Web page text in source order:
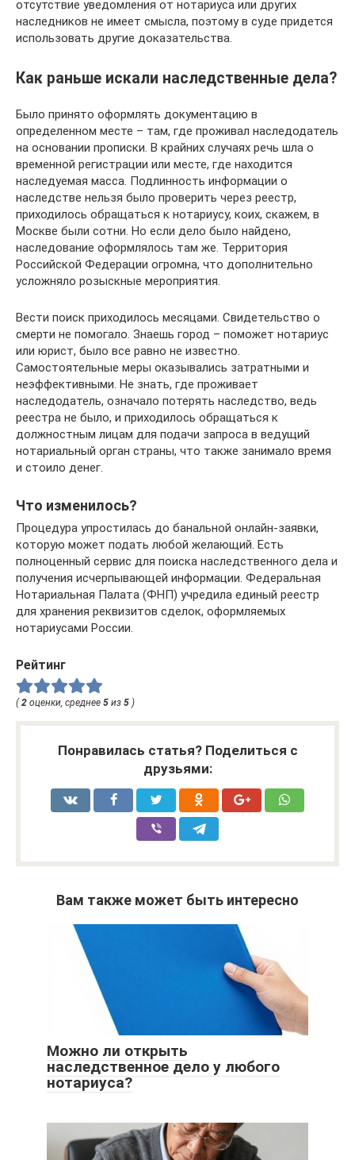
отсутствие уведомления от нотариуса или других
наследников не имеет смысла, поэтому в суде придется
использовать другие доказательства.
Как раньше искали наследственные дела?
Было принято оформлять документацию в
определенном месте – там, где проживал наследодатель
на основании прописки. В крайних случаях речь шла о
временной регистрации или месте, где находится
наследуемая масса. Подлинность информации о
наследстве нельзя было проверить через реестр,
приходилось обращаться к нотариусу, коих, скажем, в
Москве были сотни. Но если дело было найдено,
наследование оформлялось там же. Территория
Российской Федерации огромна, что дополнительно
усложняло розыскные мероприятия.
Вести поиск приходилось месяцами. Свидетельство о
смерти не помогало. Знаешь город – поможет нотариус
или юрист, было все равно не известно.
Самостоятельные меры оказывались затратными и
неэффективными. Не знать, где проживает
наследодатель, означало потерять наследство, ведь
реестра не было, и приходилось обращаться к
должностным лицам для подачи запроса в ведущий
нотариальный орган страны, что также занимало время
и стоило денег.
Что изменилось?
Процедура упростилась до банальной онлайн-заявки,
которую может подать любой желающий. Есть
полноценный сервис для поиска наследственного дела и
получения исчерпывающей информации. Федеральная
Нотариальная Палата (ФНП) учредила единый реестр
для хранения реквизитов сделок, оформляемых
нотариусами России.
Рейтинг
(2 оценки, среднее 5 из 5 )
Понравилась статья? Поделиться с
друзьями:
Вам также может быть интересно
Можно ли открыть
наследственное дело у любого
нотариуса?